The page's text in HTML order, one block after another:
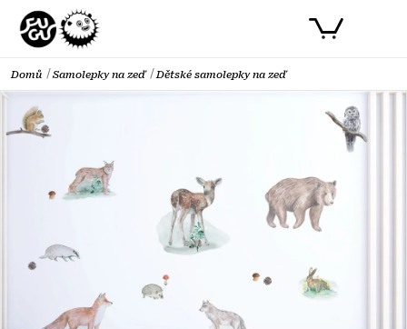
obsah
NÁKUPNÍ
Domů Samolepky na zeď Dětské samolepky na zeď
PŘIHLÁSIT SE